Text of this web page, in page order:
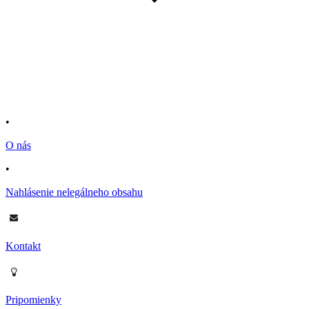
•
O nás
•
Nahlásenie nelegálneho obsahu
Kontakt
Pripomienky